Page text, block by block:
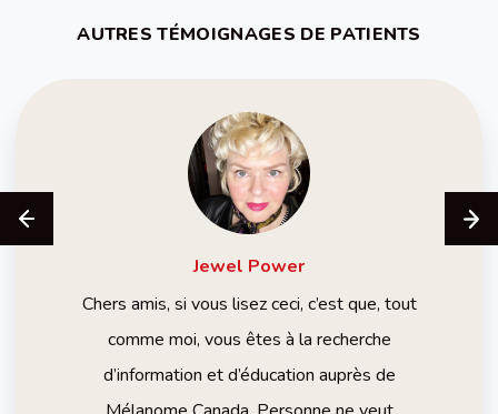
AUTRES TÉMOIGNAGES DE PATIENTS
Jewel Power
Chers amis, si vous lisez ceci, c’est que, tout
comme moi, vous êtes à la recherche
d’information et d’éducation auprès de